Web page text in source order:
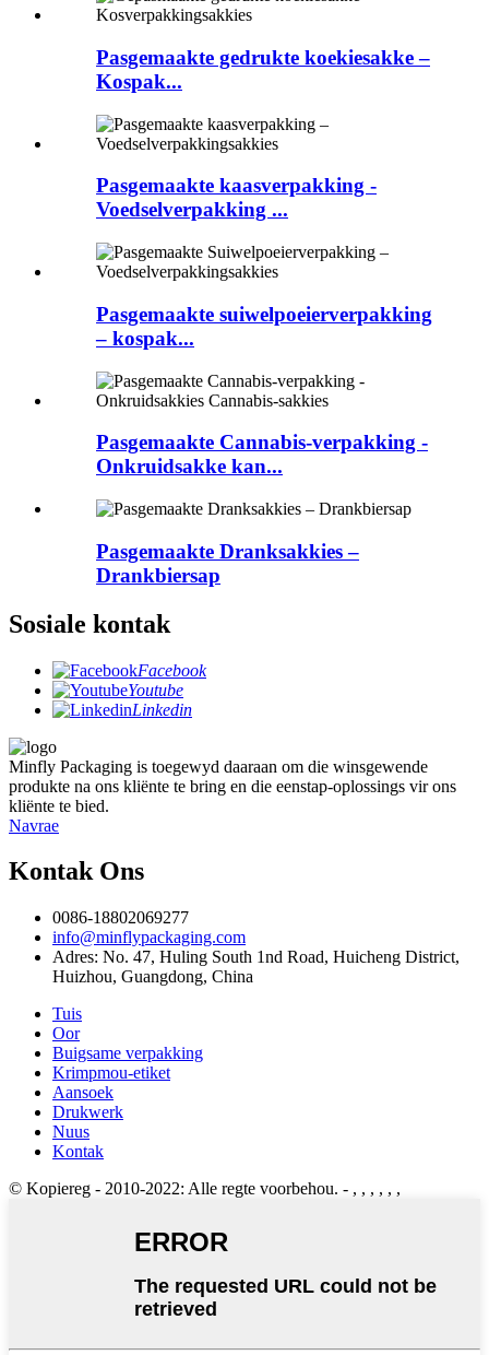
Pasgemaakte gedrukte koekiesakke –
Kospak...
Pasgemaakte kaasverpakking -
Voedselverpakking ...
Pasgemaakte suiwelpoeierverpakking
– kospak...
Pasgemaakte Cannabis-verpakking -
Onkruidsakke kan...
Pasgemaakte Dranksakkies –
Drankbiersap
Sosiale kontak
Facebook
Youtube
Linkedin
Minfly Packaging is toegewyd daaraan om die winsgewende
produkte na ons kliënte te bring en die eenstap-oplossings vir ons
kliënte te bied.
Navrae
Kontak Ons
0086-18802069277
info@minflypackaging.com
Adres: No. 47, Huling South 1nd Road, Huicheng District,
Huizhou, Guangdong, China
Tuis
Oor
Buigsame verpakking
Krimpmou-etiket
Aansoek
Drukwerk
Nuus
Kontak
© Kopiereg - 2010-2022: Alle regte voorbehou. - , , , , , ,